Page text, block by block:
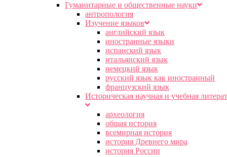
Гуманитарные и общественные науки
антропология
Изучение языков
английский язык
иностранные языки
испанский язык
итальянский язык
немецкий язык
русский язык как иностранный
французский язык
Историческая научная и учебная
археология
общая история
всемирная история
история Древнего мира
история России